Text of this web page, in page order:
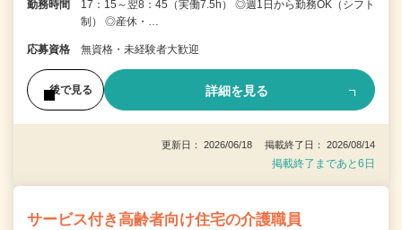
勤務時間
17：15～翌8：45（実働7.5h） ◎週1日から勤務OK（シフト
制） ◎産休・…
応募資格 無資格・未経験者大歓迎
後で見る 詳細を見る
更新日： 2026/06/18 掲載終了日： 2026/08/14
掲載終了まであと6日
サービス付き高齢者向け住宅の介護職員